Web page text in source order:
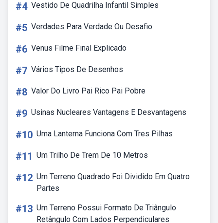
#4 Vestido De Quadrilha Infantil Simples
#5 Verdades Para Verdade Ou Desafio
#6 Venus Filme Final Explicado
#7 Vários Tipos De Desenhos
#8 Valor Do Livro Pai Rico Pai Pobre
#9 Usinas Nucleares Vantagens E Desvantagens
#10 Uma Lanterna Funciona Com Tres Pilhas
#11 Um Trilho De Trem De 10 Metros
#12 Um Terreno Quadrado Foi Dividido Em Quatro
Partes
#13 Um Terreno Possui Formato De Triângulo
Retângulo Com Lados Perpendiculares